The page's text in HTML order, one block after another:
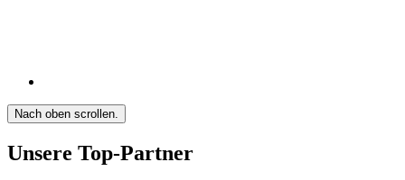
Nach oben scrollen.
Unsere Top-Partner